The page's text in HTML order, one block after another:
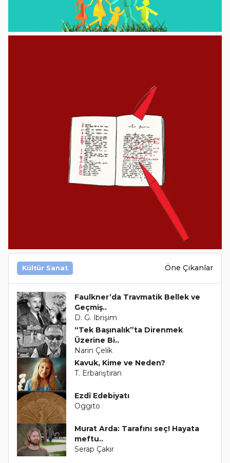
Kültür Sanat Öne Çıkanlar
Faulkner’da Travmatik Bellek ve
Geçmiş..
D. G. İbrişim
“Tek Başınalık”ta Direnmek
Üzerine Bi..
Narin Çelik
Kavuk, Kime ve Neden?
T. Erbarıştıran
Ezdî Edebiyatı
Oggito
Murat Arda: Tarafını seç! Hayata
meftu..
Serap Çakır